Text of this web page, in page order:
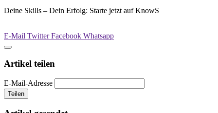
Deine Skills – Dein Erfolg: Starte jetzt auf KnowS
E-Mail TwitterFacebook Whatsapp
Artikel teilen
E-Mail-Adresse
Teilen